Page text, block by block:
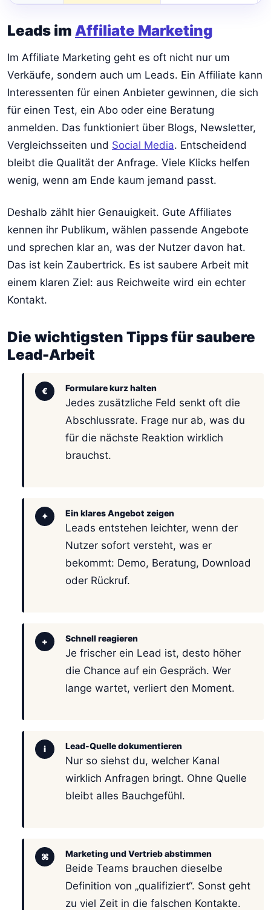
Leads im Affiliate Marketing
Im Affiliate Marketing geht es oft nicht nur um
Verkäufe, sondern auch um Leads. Ein Affiliate kann
Interessenten für einen Anbieter gewinnen, die sich
für einen Test, ein Abo oder eine Beratung
anmelden. Das funktioniert über Blogs, Newsletter,
Vergleichsseiten und Social Media. Entscheidend
bleibt die Qualität der Anfrage. Viele Klicks helfen
wenig, wenn am Ende kaum jemand passt.
Deshalb zählt hier Genauigkeit. Gute Affiliates
kennen ihr Publikum, wählen passende Angebote
und sprechen klar an, was der Nutzer davon hat.
Das ist kein Zaubertrick. Es ist saubere Arbeit mit
einem klaren Ziel: aus Reichweite wird ein echter
Kontakt.
Die wichtigsten Tipps für saubere
Lead-Arbeit
€ Formulare kurz halten
Jedes zusätzliche Feld senkt oft die
Abschlussrate. Frage nur ab, was du
für die nächste Reaktion wirklich
brauchst.
✦ Ein klares Angebot zeigen
Leads entstehen leichter, wenn der
Nutzer sofort versteht, was er
bekommt: Demo, Beratung, Download
oder Rückruf.
+ Schnell reagieren
Je frischer ein Lead ist, desto höher
die Chance auf ein Gespräch. Wer
lange wartet, verliert den Moment.
i Lead-Quelle dokumentieren
Nur so siehst du, welcher Kanal
wirklich Anfragen bringt. Ohne Quelle
bleibt alles Bauchgefühl.
⌘ Marketing und Vertrieb abstimmen
Beide Teams brauchen dieselbe
Definition von „qualifiziert“. Sonst geht
zu viel Zeit in die falschen Kontakte.